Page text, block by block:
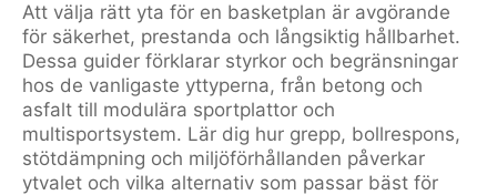
Att välja rätt yta för en basketplan är avgörande
för säkerhet, prestanda och långsiktig hållbarhet.
Dessa guider förklarar styrkor och begränsningar
hos de vanligaste yttyperna, från betong och
asfalt till modulära sportplattor och
multisportsystem. Lär dig hur grepp, bollrespons,
stötdämpning och miljöförhållanden påverkar
ytvalet och vilka alternativ som passar bäst för